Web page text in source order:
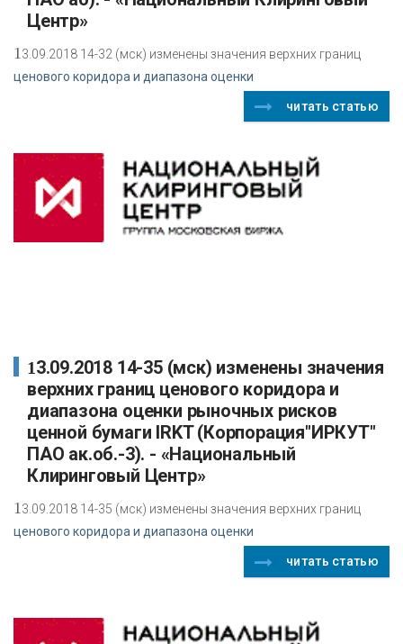
Центр»
1 3.09.2018 14-32 (мск) изменены значения верхних границ
ценового коридора и диапазона оценки
читать статью
13.09.2018 14-35 (мск) изменены значения
верхних границ ценового коридора и
диапазона оценки рыночных рисков
ценной бумаги IRKT (Корпорация"ИРКУТ"
ПАО ак.об.-3). - «Национальный
Клиринговый Центр»
13.09.2018 14-35 (мск) изменены значения верхних границ
ценового коридора и диапазона оценки
читать статью